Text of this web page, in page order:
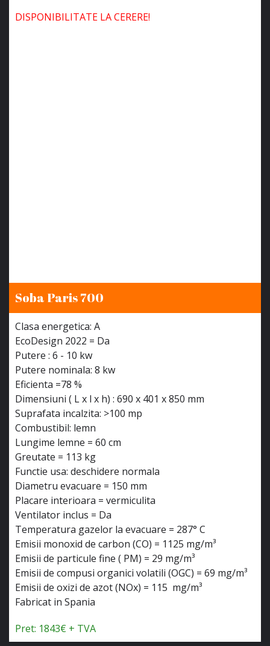
DISPONIBILITATE LA CERERE!
Soba Paris 700
Clasa energetica: A
EcoDesign 2022 = Da
Putere : 6 - 10 kw
Putere nominala: 8 kw
Eficienta =78 %
Dimensiuni ( L x l x h) : 690 x 401 x 850 mm
Suprafata incalzita: >100 mp
Combustibil: lemn
Lungime lemne = 60 cm
Greutate = 113 kg
Functie usa: deschidere normala
Diametru evacuare = 150 mm
Placare interioara = vermiculita
Ventilator inclus = Da
Temperatura gazelor la evacuare = 287° C
Emisii monoxid de carbon (CO) = 1125 mg/m³
Emisii de particule fine ( PM) = 29 mg/m³
Emisii de compusi organici volatili (OGC) = 69 mg/m³
Emisii de oxizi de azot (NOx) = 115 mg/m³
Fabricat in Spania
Pret: 1843€ + TVA